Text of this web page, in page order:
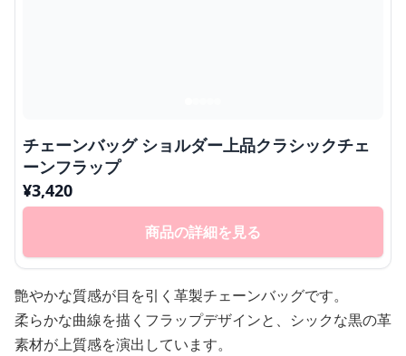
チェーンバッグ ショルダー上品クラシックチェ
ーンフラップ
¥3,420
商品の詳細を見る
艶やかな質感が目を引く革製チェーンバッグです。
柔らかな曲線を描くフラップデザインと、シックな黒の革
素材が上質感を演出しています。